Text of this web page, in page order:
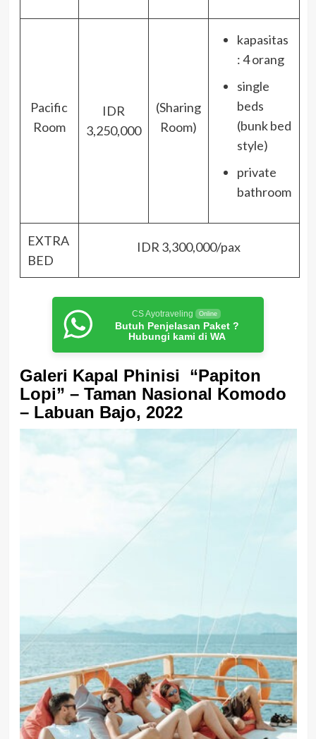
Pacific
Room
IDR
3,250,000
(Sharing
Room)
kapasitas
: 4 orang
single
beds
(bunk bed
style)
private
bathroom
EXTRA
BED
IDR 3,300,000/pax
CS Ayotraveling Online
Butuh Penjelasan Paket ?
Hubungi kami di WA
Galeri Kapal Phinisi “Papiton
Lopi” – Taman Nasional Komodo
– Labuan Bajo, 2022